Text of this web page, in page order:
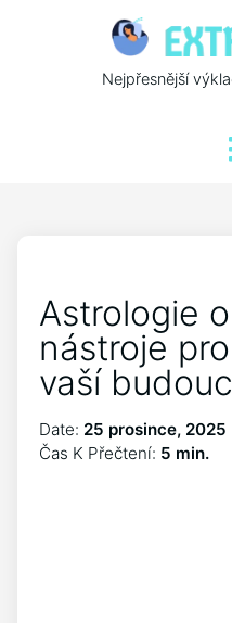
Nejpřesnější
Astrologie
nástroje
vaší
Date: 25 prosince, 2025
Čas K Přečtení: 5 min.